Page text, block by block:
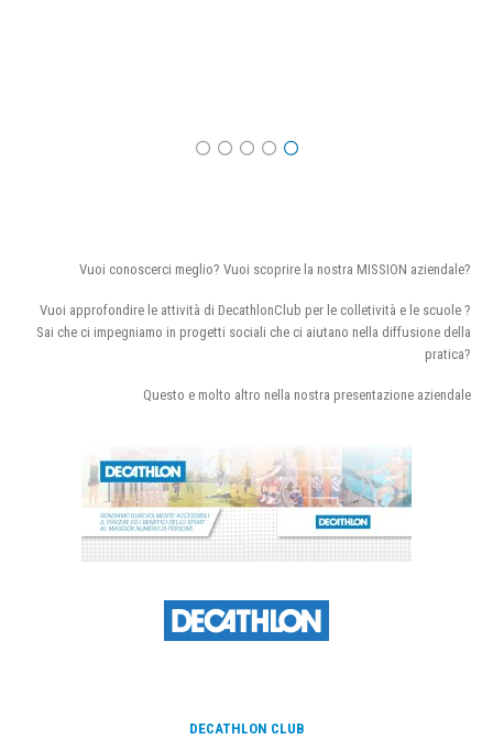
Vuoi conoscerci meglio? Vuoi scoprire la nostra MISSION aziendale?
Vuoi approfondire le attività di DecathlonClub per le colletività e le scuole ?
Sai che ci impegniamo in progetti sociali che ci aiutano nella diffusione della
pratica?
Questo e molto altro nella nostra presentazione aziendale
DECATHLON CLUB